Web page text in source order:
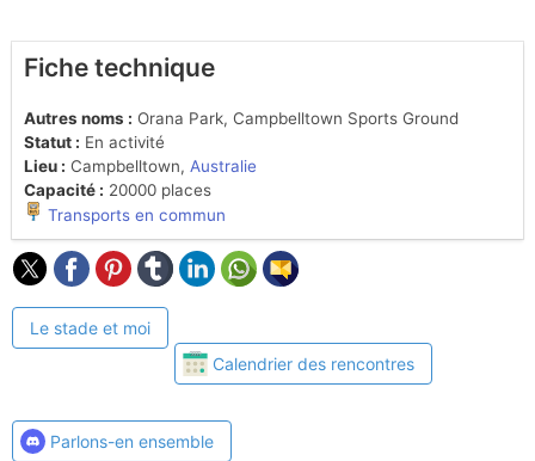
Fiche technique
Autres noms : Orana Park, Campbelltown Sports Ground
Statut : En activité
Lieu : Campbelltown, Australie
Capacité : 20000 places
Transports en commun
Le stade et moi
Calendrier des rencontres
Parlons-en ensemble